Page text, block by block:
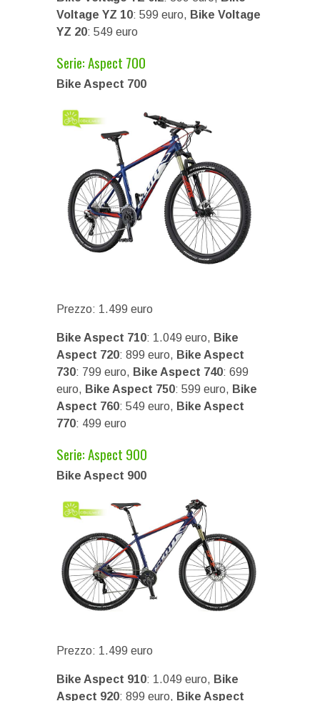
Voltage YZ 10: 599 euro, Bike Voltage
YZ 20: 549 euro
Serie: Aspect 700
Bike Aspect 700
Prezzo: 1.499 euro
Bike Aspect 710: 1.049 euro, Bike
Aspect 720: 899 euro, Bike Aspect
730: 799 euro, Bike Aspect 740: 699
euro, Bike Aspect 750: 599 euro, Bike
Aspect 760: 549 euro, Bike Aspect
770: 499 euro
Serie: Aspect 900
Bike Aspect 900
Prezzo: 1.499 euro
Bike Aspect 910: 1.049 euro, Bike
Aspect 920: 899 euro, Bike Aspect